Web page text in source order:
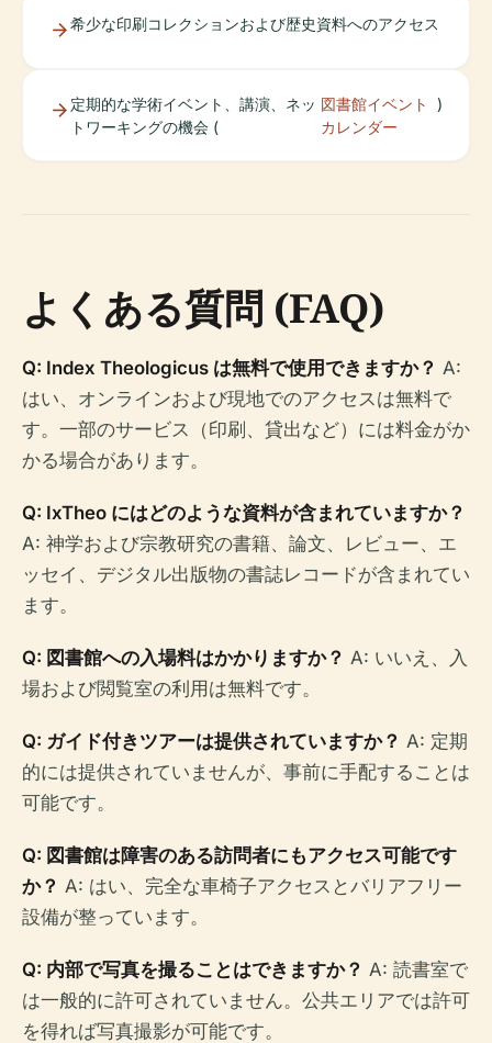
希少な印刷コレクションおよび歴史資料へのアクセス
定期的な学術イベント、講演、ネッ
トワーキングの機会 (
図書館イベント
カレンダー
)
よくある質問 (FAQ)
Q: Index Theologicus は無料で使用できますか？ A:
はい、オンラインおよび現地でのアクセスは無料で
す。一部のサービス（印刷、貸出など）には料金がか
かる場合があります。
Q: IxTheo にはどのような資料が含まれていますか？
A: 神学および宗教研究の書籍、論文、レビュー、エ
ッセイ、デジタル出版物の書誌レコードが含まれてい
ます。
Q: 図書館への入場料はかかりますか？ A: いいえ、入
場および閲覧室の利用は無料です。
Q: ガイド付きツアーは提供されていますか？ A: 定期
的には提供されていませんが、事前に手配することは
可能です。
Q: 図書館は障害のある訪問者にもアクセス可能です
か？ A: はい、完全な車椅子アクセスとバリアフリー
設備が整っています。
Q: 内部で写真を撮ることはできますか？ A: 読書室で
は一般的に許可されていません。公共エリアでは許可
を得れば写真撮影が可能です。